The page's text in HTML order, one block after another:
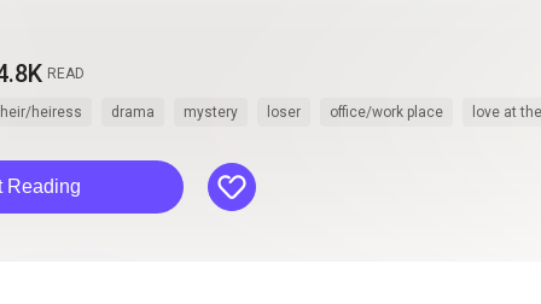
READ
heir/heiress drama mystery loser office/work place love at
Reading like